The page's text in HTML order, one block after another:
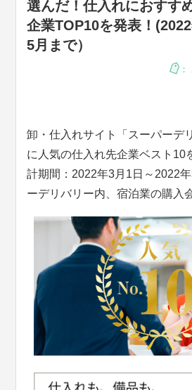
選んだ！仕入れにおすす
企業TOP10を発表！
5月まで）
：
卸・仕入れサイト「スーパーデ
に人気の仕入れ先企業ベスト10
計期間：2022年3月1日～2022
ーデリバリー内、宿泊業の購入